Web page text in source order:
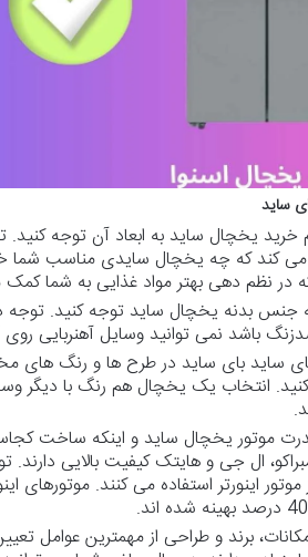
ساید
خرید یخچال ساید به ابعاد آن توجه
کند که چه یخچال سایدی مناسب شما
نظم دهی بهتر مواد غذایی به شما کمک
جنس بدنه یخچال ساید توجه کنید.
باشد نمی توانید وسایل آهنربایی
ساید بای ساید در طرح ها و رنگ های
انتخاب یک یخچال هم رنگ با دیگر
موتور یخچال ساید و اینکه ساخت
ال جی و هایتک کیفیت بالایی
اینورتر استفاده می کنند. موتورهای
برند و طراحی از مهمترین عوامل